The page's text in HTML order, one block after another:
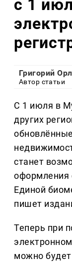
с 1
Григорий
Автор статьи
С 1 июля в
других
станет
оформления
Единой
пишет
Теперь при
можно